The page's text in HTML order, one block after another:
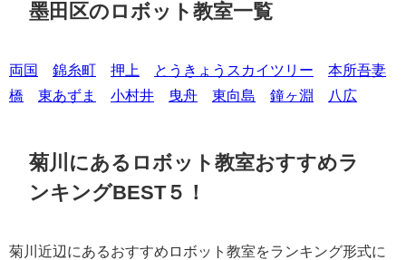
墨田区のロボット教室一覧
両国 錦糸町 押上 とうきょうスカイツリー
本所吾妻
橋
東あずま 小村井 曳舟 東向島 鐘ヶ淵 八広
菊川にあるロボット教室おすすめラ
ンキングBEST５！
菊川近辺にあるおすすめロボット教室をランキング形式に